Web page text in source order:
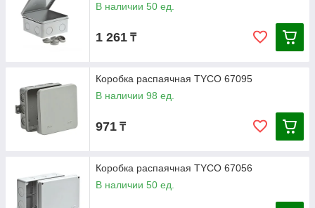
В наличии 50 ед.
1 261 ₸
Коробка распаячная TYCO 67095
В наличии 98 ед.
971 ₸
Коробка распаячная ТYCO 67056
В наличии 50 ед.